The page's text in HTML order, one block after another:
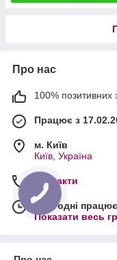
Про нас
100% позитивних з
Працює з
м. Київ
Київ, Україна
Контакти
Сьогодні
Показати весь